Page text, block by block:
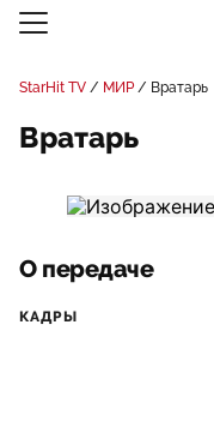
StarHit TV МИР Вратарь
Вратарь
О передаче
КАДРЫ